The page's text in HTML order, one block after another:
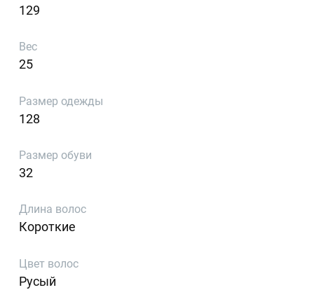
129
Вес
25
Размер одежды
128
Размер обуви
32
Длина волос
Короткие
Цвет волос
Русый